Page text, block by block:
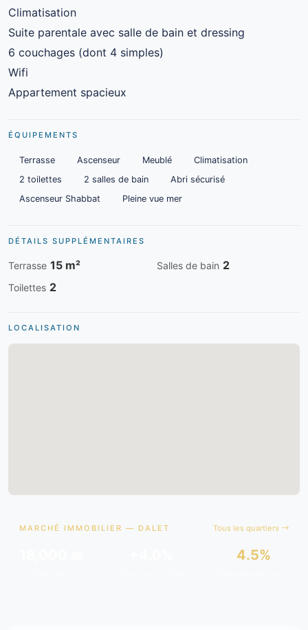
Climatisation
Suite parentale avec salle de bain et dressing
6 couchages (dont 4 simples)
Wifi
Appartement spacieux
ÉQUIPEMENTS
Terrasse Ascenseur Meublé
Climatisation
2 toilettes
2 salles de bain
Abri sécurisé
Ascenseur Shabbat
Pleine vue mer
DÉTAILS SUPPLÉMENTAIRES
Terrasse 15 m² Salles de bain 2
Toilettes 2
LOCALISATION
MARCHÉ IMMOBILIER — DALET Tous les quartiers
4.5%